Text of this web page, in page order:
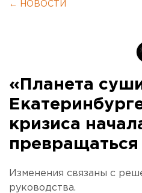
← НОВОСТИ
«Планета
кризиса
Изменения связаны с
руководства.